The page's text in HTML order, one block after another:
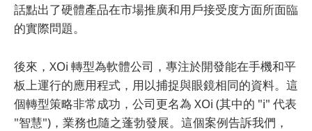
話點出了硬體產品在市場推廣和用戶接受度方面所面臨
的實際問題。
後來，XOi 轉型為軟體公司，專注於開發能在手機和平
板上運行的應用程式，用以捕捉與眼鏡相同的資料。這
個轉型策略非常成功，公司更名為 XOi (其中的 "i" 代表
"智慧")，業務也隨之蓬勃發展。這個案例告訴我們，